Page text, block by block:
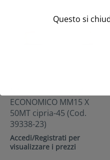
ECONOMICO MM15 X
50MT cipria-45 (Cod.
39338-23)
Accedi/Registrati per
visualizzare i prezzi
Questo si